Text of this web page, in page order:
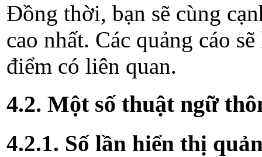
Đồng thời, bạn sẽ cùng
cao nhất. Các quảng cáo
điểm có liên quan.
4.2. Một số thuật ngữ
4.2.1. Số lần hiển thị